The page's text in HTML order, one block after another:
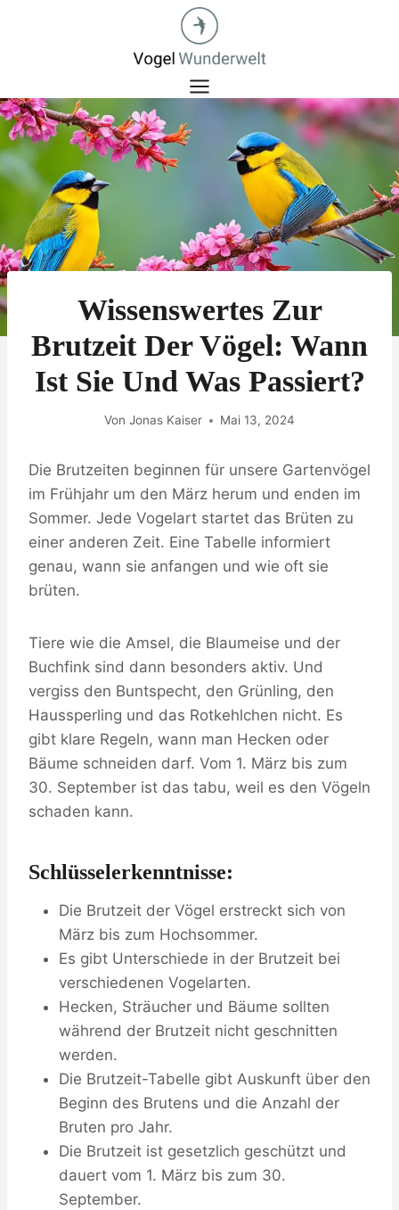
Wissenswertes Zur
Brutzeit Der Vögel: Wann
Ist Sie Und Was Passiert?
Von Jonas Kaiser Mai 13, 2024
Die Brutzeiten beginnen für unsere Gartenvögel
im Frühjahr um den März herum und enden im
Sommer. Jede Vogelart startet das Brüten zu
einer anderen Zeit. Eine Tabelle informiert
genau, wann sie anfangen und wie oft sie
brüten.
Tiere wie die Amsel, die Blaumeise und der
Buchfink sind dann besonders aktiv. Und
vergiss den Buntspecht, den Grünling, den
Haussperling und das Rotkehlchen nicht. Es
gibt klare Regeln, wann man Hecken oder
Bäume schneiden darf. Vom 1. März bis zum
30. September ist das tabu, weil es den Vögeln
schaden kann.
Schlüsselerkenntnisse:
Die Brutzeit der Vögel erstreckt sich von
März bis zum Hochsommer.
Es gibt Unterschiede in der Brutzeit bei
verschiedenen Vogelarten.
Hecken, Sträucher und Bäume sollten
während der Brutzeit nicht geschnitten
werden.
Die Brutzeit-Tabelle gibt Auskunft über den
Beginn des Brutens und die Anzahl der
Bruten pro Jahr.
Die Brutzeit ist gesetzlich geschützt und
dauert vom 1. März bis zum 30.
September.